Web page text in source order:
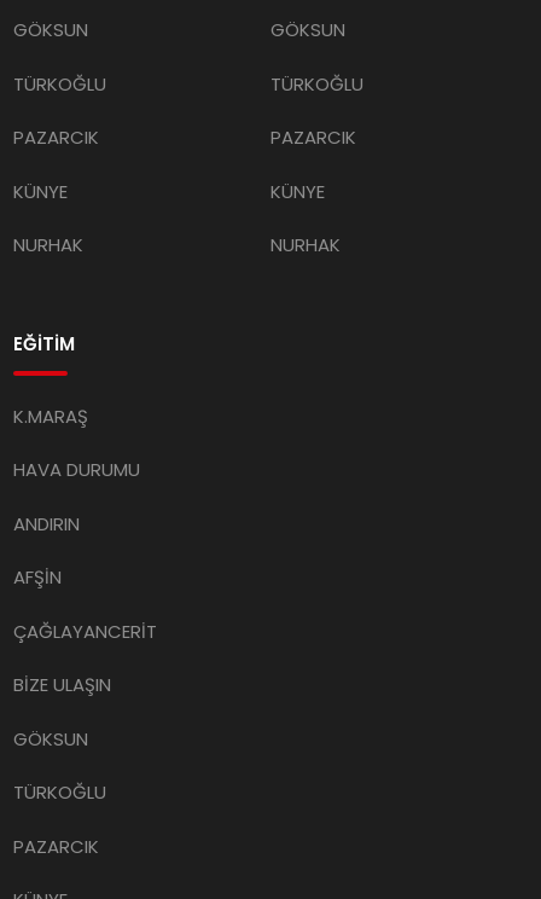
GÖKSUN
TÜRKOĞLU
PAZARCIK
KÜNYE
NURHAK
GÖKSUN
TÜRKOĞLU
PAZARCIK
KÜNYE
NURHAK
EĞİTİM
K.MARAŞ
HAVA DURUMU
ANDIRIN
AFŞİN
ÇAĞLAYANCERİT
BİZE ULAŞIN
GÖKSUN
TÜRKOĞLU
PAZARCIK